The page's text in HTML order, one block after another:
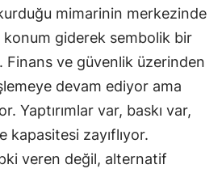
mimarinin merkezinde
giderek sembolik bir
Finans ve güvenlik üzerinden
devam ediyor ama
Yaptırımlar var, baskı var,
zayıflıyor.
veren değil, alternatif